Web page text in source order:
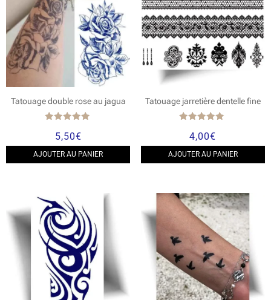
Tatouage double rose au jagua
5.00
sur 5
5,50€
AJOUTER AU PANIER
Tatouage jarretière dentelle fine
5.00
sur 5
4,00€
AJOUTER AU PANIER